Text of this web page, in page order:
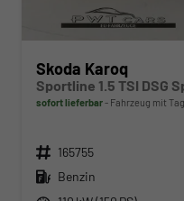
Skoda Karoq
sofort lieferbar Fahrzeug mit
Fahrzeugnr. 165755
Kraftstoff Benzin